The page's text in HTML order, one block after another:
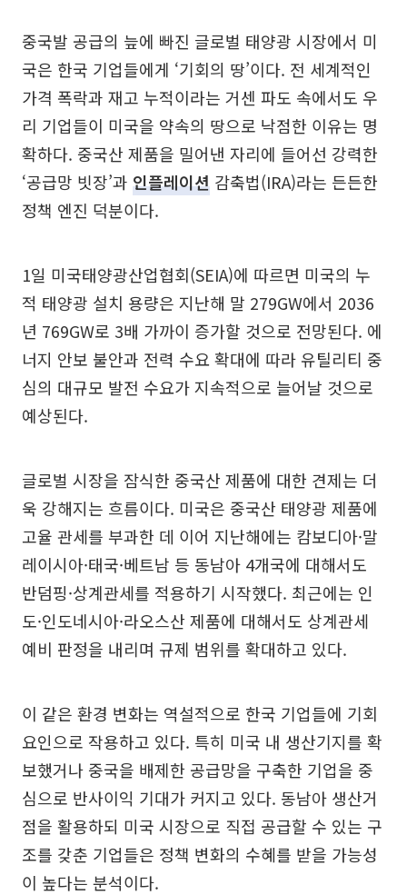
중국발 공급의 늪에 빠진 글로벌 태양광 시장에서 미
국은 한국 기업들에게 ‘기회의 땅’이다. 전 세계적인
가격 폭락과 재고 누적이라는 거센 파도 속에서도 우
리 기업들이 미국을 약속의 땅으로 낙점한 이유는 명
확하다. 중국산 제품을 밀어낸 자리에 들어선 강력한
‘공급망 빗장’과 인플레이션 감축법(IRA)라는 든든한
정책 엔진 덕분이다.
1일 미국태양광산업협회(SEIA)에 따르면 미국의 누
적 태양광 설치 용량은 지난해 말 279GW에서 2036
년 769GW로 3배 가까이 증가할 것으로 전망된다. 에
너지 안보 불안과 전력 수요 확대에 따라 유틸리티 중
심의 대규모 발전 수요가 지속적으로 늘어날 것으로
예상된다.
글로벌 시장을 잠식한 중국산 제품에 대한 견제는 더
욱 강해지는 흐름이다. 미국은 중국산 태양광 제품에
고율 관세를 부과한 데 이어 지난해에는 캄보디아·말
레이시아·태국·베트남 등 동남아 4개국에 대해서도
반덤핑·상계관세를 적용하기 시작했다. 최근에는 인
도·인도네시아·라오스산 제품에 대해서도 상계관세
예비 판정을 내리며 규제 범위를 확대하고 있다.
이 같은 환경 변화는 역설적으로 한국 기업들에 기회
요인으로 작용하고 있다. 특히 미국 내 생산기지를 확
보했거나 중국을 배제한 공급망을 구축한 기업을 중
심으로 반사이익 기대가 커지고 있다. 동남아 생산거
점을 활용하되 미국 시장으로 직접 공급할 수 있는 구
조를 갖춘 기업들은 정책 변화의 수혜를 받을 가능성
이 높다는 분석이다.